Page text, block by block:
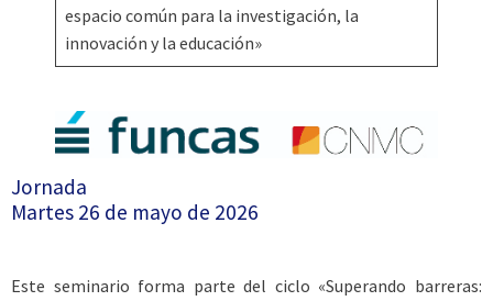
espacio común para la investigación, la
innovación y la educación»
Jornada
Martes 26 de mayo de 2026
Este seminario forma parte del ciclo «Superando barreras: